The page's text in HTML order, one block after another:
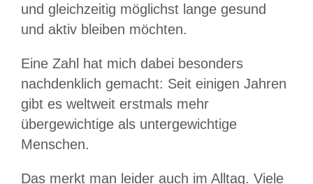
und gleichzeitig möglichst lange gesund
und aktiv bleiben möchten.
Eine Zahl hat mich dabei besonders
nachdenklich gemacht: Seit einigen Jahren
gibt es weltweit erstmals mehr
übergewichtige als untergewichtige
Menschen.
Das merkt man leider auch im Alltag. Viele